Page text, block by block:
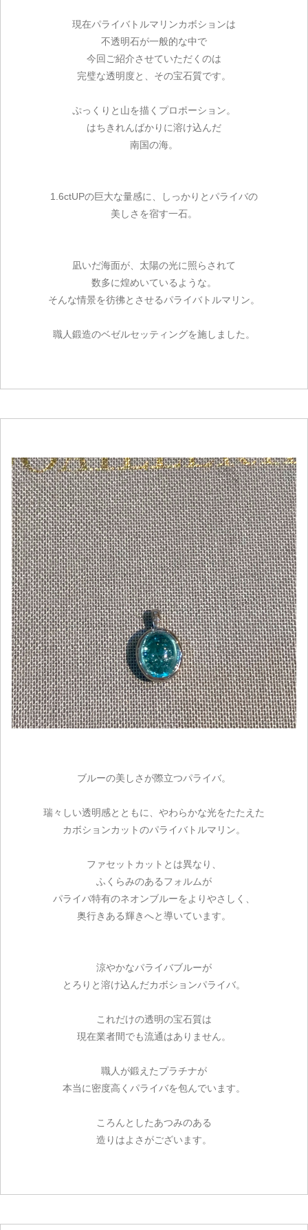
現在パライバトルマリンカボションは
不透明石が一般的な中で
今回ご紹介させていただくのは
完璧な透明度と、その宝石質です。
ぷっくりと山を描くプロポーション。
はちきれんばかりに溶け込んだ
南国の海。
1.6ctUPの巨大な量感に、しっかりとパライバの
美しさを宿す一石。
凪いだ海面が、太陽の光に照らされて
数多に煌めいているような。
そんな情景を彷彿とさせるパライバトルマリン。
職人鍛造のベゼルセッティングを施しました。
ブルーの美しさが際立つパライバ。
瑞々しい透明感とともに、やわらかな光をたたえた
カボションカットのパライバトルマリン。
ファセットカットとは異なり、
ふくらみのあるフォルムが
パライバ特有のネオンブルーをよりやさしく、
奥行きある輝きへと導いています。
涼やかなパライバブルーが
とろりと溶け込んだカボションパライバ。
これだけの透明の宝石質は
現在業者間でも流通はありません。
職人が鍛えたプラチナが
本当に密度高くパライバを包んでいます。
ころんとしたあつみのある
造りはよさがございます。